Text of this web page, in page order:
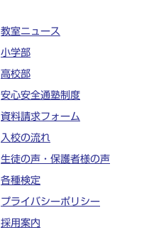
教室ニュース
小学部
高校部
安心安全通塾制度
資料請求フォーム
入校の流れ
生徒の声・保護者様の声
各種検定
プライバシーポリシー
採用案内